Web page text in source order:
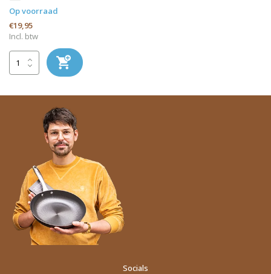
Op voorraad
€19,95
Incl. btw
Socials